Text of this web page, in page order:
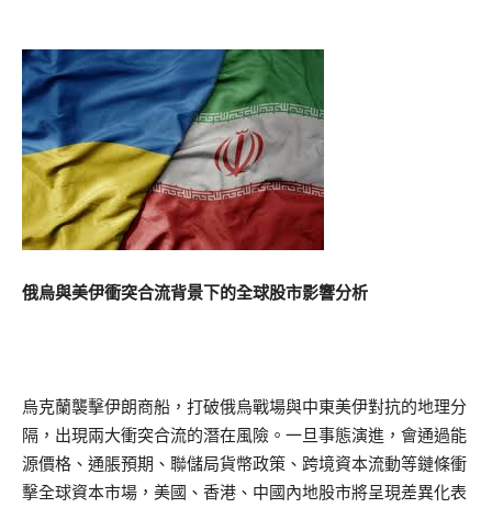
俄烏與美伊衝突合流背景下的全球股市影響分析
烏克蘭襲擊伊朗商船，打破俄烏戰場與中東美伊對抗的地理分
隔，出現兩大衝突合流的潛在風險。一旦事態演進，會通過能
源價格、通脹預期、聯儲局貨幣政策、跨境資本流動等鏈條衝
擊全球資本市場，美國、香港、中國內地股市將呈現差異化表